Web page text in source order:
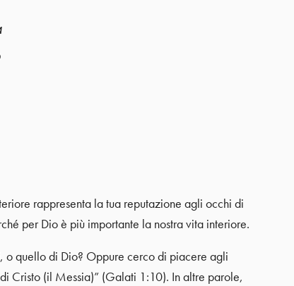
rappresenta la tua reputazione agli occhi di
per Dio è più importante la nostra vita interiore.
o quello di Dio? Oppure cerco di piacere agli
Cristo (il Messia)” (Galati 1:10). In altre parole,